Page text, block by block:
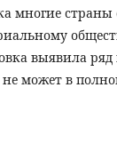
многие
выявила
может в